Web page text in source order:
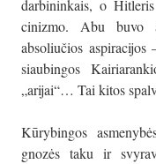
darbininkais, o
cinizmo. Abu buvo
absoliučios aspiracijos
siaubingos
„arijai“… Tai kitos
Kūrybingos
gnozės taku ir